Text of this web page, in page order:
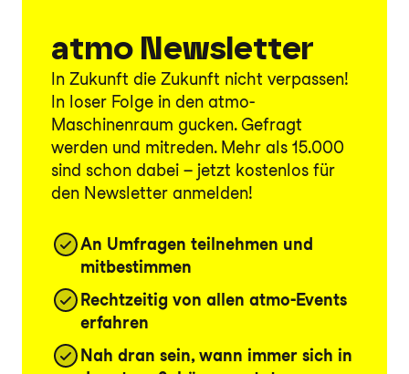
atmo Newsletter
In Zukunft die Zukunft nicht verpassen!
In loser Folge in den atmo-
Maschinenraum gucken. Gefragt
werden und mitreden. Mehr als 15.000
sind schon dabei – jetzt kostenlos für
den Newsletter anmelden!
An Umfragen teilnehmen und
mitbestimmen
Rechtzeitig von allen atmo-Events
erfahren
Nah dran sein, wann immer sich in